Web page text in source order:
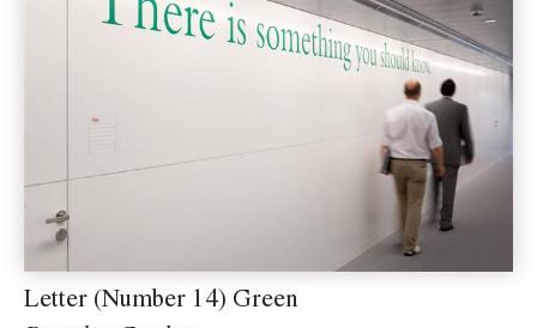
Letter (Number 14) Green